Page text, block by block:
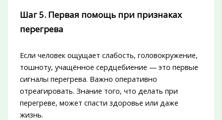
Шаг 5. Первая помощь при признаках
перегрева
Если человек ощущает слабость, головокружение,
тошноту, учащённое сердцебиение — это первые
сигналы перегрева. Важно оперативно
отреагировать. Знание того, что делать при
перегреве, может спасти здоровье или даже
жизнь.